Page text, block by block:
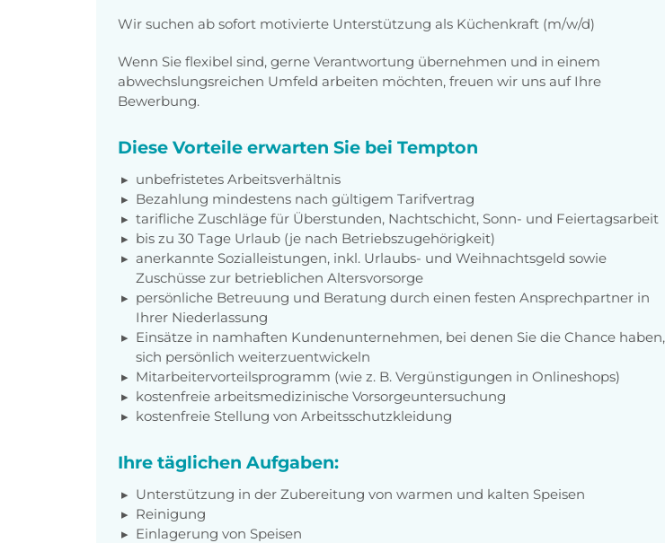
Wir suchen ab sofort motivierte Unterstützung als Küchenkraft (m/w/d)
Wenn Sie flexibel sind, gerne Verantwortung übernehmen und in einem
abwechslungsreichen Umfeld arbeiten möchten, freuen wir uns auf Ihre
Bewerbung.
Diese Vorteile erwarten Sie bei Tempton
unbefristetes Arbeitsverhältnis
Bezahlung mindestens nach gültigem Tarifvertrag
tarifliche Zuschläge für Überstunden, Nachtschicht, Sonn- und Feiertagsarbeit
bis zu 30 Tage Urlaub (je nach Betriebszugehörigkeit)
anerkannte Sozialleistungen, inkl. Urlaubs- und Weihnachtsgeld sowie
Zuschüsse zur betrieblichen Altersvorsorge
persönliche Betreuung und Beratung durch einen festen Ansprechpartner in
Ihrer Niederlassung
Einsätze in namhaften Kundenunternehmen, bei denen Sie die Chance haben,
sich persönlich weiterzuentwickeln
Mitarbeitervorteilsprogramm (wie z. B. Vergünstigungen in Onlineshops)
kostenfreie arbeitsmedizinische Vorsorgeuntersuchung
kostenfreie Stellung von Arbeitsschutzkleidung
Ihre täglichen Aufgaben:
Unterstützung in der Zubereitung von warmen und kalten Speisen
Reinigung
Einlagerung von Speisen